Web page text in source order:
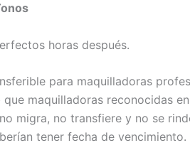
horas después.
para maquilladoras
que maquilladoras reconocidas
migra, no transfiere y no se
tener fecha de vencimiento.